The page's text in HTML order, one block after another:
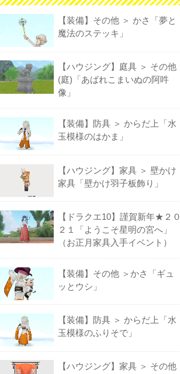
【装備】その他 ＞ かさ「夢と
魔法のステッキ」
【ハウジング】庭具 ＞ その他
(庭)「あばれこまいぬの阿吽
像」
【装備】防具 ＞ からだ上「水
玉模様のはかま」
【ハウジング】家具 ＞ 壁かけ
家具「壁かけ羽子板飾り」
【ドラクエ10】謹賀新年★２０
２１「ようこそ星明の宮へ」
（お正月家具入手イベント）
【装備】その他 ＞かさ「ギュ
ッとウシ」
【装備】防具 ＞ からだ上「水
玉模様のふりそで」
【ハウジング】家具 ＞ その他